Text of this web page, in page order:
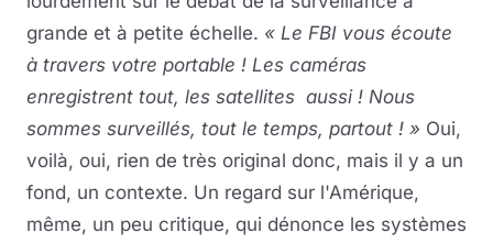
grande et à petite échelle. « Le FBI vous écoute
à travers votre portable ! Les caméras
enregistrent tout, les satellites aussi ! Nous
sommes surveillés, tout le temps, partout ! » Oui,
voilà, oui, rien de très original donc, mais il y a un
fond, un contexte. Un regard sur l'Amérique,
même, un peu critique, qui dénonce les systèmes